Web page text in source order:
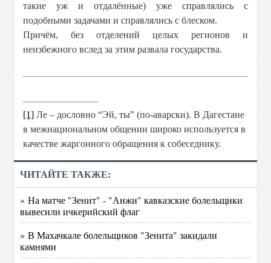
такие уж и отдалённые) уже справлялись с
подобными задачами и справлялись с блеском.
Причём, без отделений целых регионов и
неизбежного вслед за этим развала государства.
[1] Ле – дословно “Эй, ты” (по-аварски). В Дагестане
в межнациональном общении широко используется в
качестве жаргонного обращения к собеседнику.
ЧИТАЙТЕ ТАКЖЕ:
» На матче "Зенит" - "Анжи" кавказские болельщики
вывесили ичкерийский флаг
» В Махачкале болельщиков "Зенита" закидали
камнями